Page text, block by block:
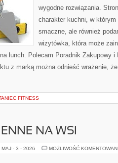
wygodne rozwiązania.
charakter kuchni, w
smaczne, ale również
wizytówka, która może
lunch. Polecam Poradnik Zakupowy
z marką można odnieść wrażenie,
FITNESS
NA WSI
MAJ - 3 - 2026 MOŻLIWOŚĆ